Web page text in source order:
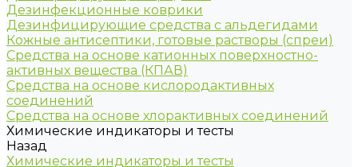
Дезинфекционные коврики
Дезинфицирующие средства с альдегидами
Кожные антисептики, готовые растворы (спреи)
Средства на основе катионных поверхностно-
активных вещества (КПАВ)
Средства на основе кислородактивных
соединений
Средства на основе хлорактивных соединений
Химические индикаторы и тесты
Назад
Химические индикаторы и тесты